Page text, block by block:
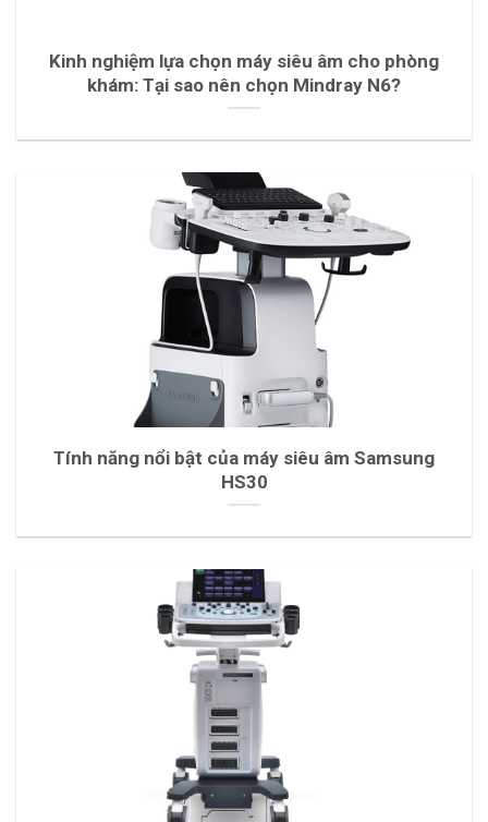
Kinh nghiệm lựa chọn máy siêu âm cho phòng
khám: Tại sao nên chọn Mindray N6?
Tính năng nổi bật của máy siêu âm Samsung
HS30